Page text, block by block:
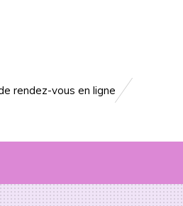
rendez-vous en ligne